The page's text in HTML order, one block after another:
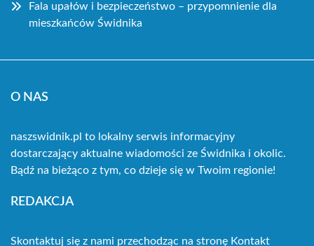
Fala upałów i bezpieczeństwo – przypomnienie dla
mieszkańców Świdnika
O NAS
naszswidnik.pl to lokalny serwis informacyjny
dostarczający aktualne wiadomości ze Świdnika i okolic.
Bądź na bieżąco z tym, co dzieje się w Twoim regionie!
REDAKCJA
Skontaktuj się z nami przechodząc na stronę Kontakt